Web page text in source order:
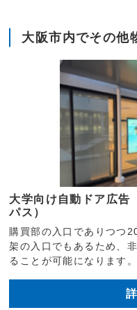
大阪市内でその他
大学向け自動ドア広告
パス）
購買部の入口でありつつ
架の入口でもあるため、
ることが可能になります。